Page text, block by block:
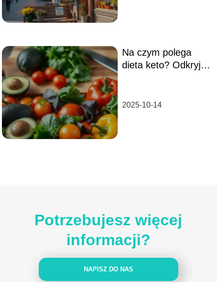
Na czym polega
dieta keto? Odkryj
2025-10-14
Potrzebujesz więcej
informacji?
NAPISZ DO NAS